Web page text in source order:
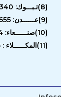
(8)تـبـــوك: 0545856340
(9)عــــــدن: 02347655
(10)صنــــــعاء: 01681884
(11)المكــــــلاء : 05317776